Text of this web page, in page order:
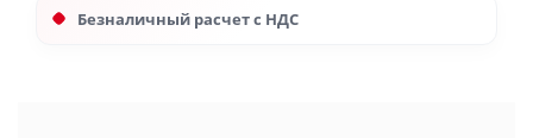
Безналичный расчет с НДС